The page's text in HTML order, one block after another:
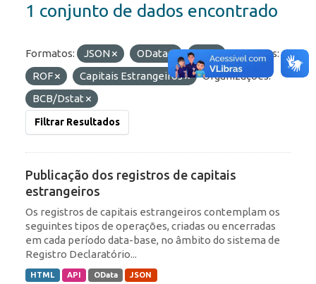
1 conjunto de dados encontrado
Formatos: JSON OData API
Etiquetas:
ROF
Capitais Estrangeiros
Organizações:
BCB/Dstat
Filtrar Resultados
Publicação dos registros de capitais
estrangeiros
Os registros de capitais estrangeiros contemplam os
seguintes tipos de operações, criadas ou encerradas
em cada período data-base, no âmbito do sistema de
Registro Declaratório...
HTML API OData JSON